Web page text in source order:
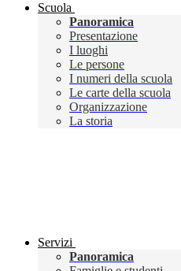
Scuola
Panoramica
Presentazione
I luoghi
Le persone
I numeri della scuola
Le carte della scuola
Organizzazione
La storia
Servizi
Panoramica